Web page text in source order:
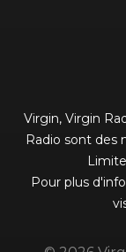
Virgin, Virgin
Radio sont des
Pour plus